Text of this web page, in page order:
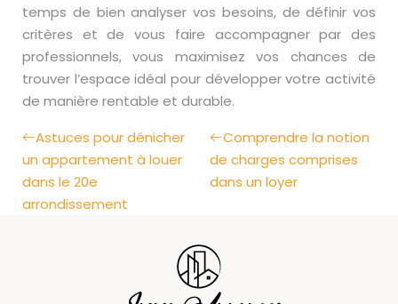
temps de bien analyser vos besoins, de définir vos
critères et de vous faire accompagner par des
professionnels, vous maximisez vos chances de
trouver l’espace idéal pour développer votre activité
de manière rentable et durable.
Astuces pour dénicher
un appartement à louer
dans le 20e
arrondissement
Comprendre la notion
de charges comprises
dans un loyer